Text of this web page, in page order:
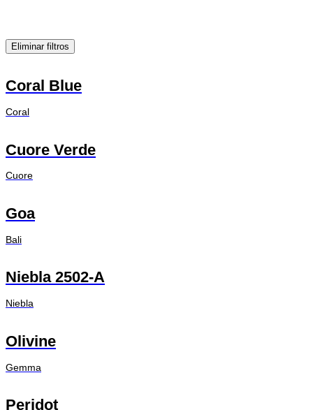
Eliminar filtros
Coral Blue
Coral
Cuore Verde
Cuore
Goa
Bali
Niebla 2502-A
Niebla
Olivine
Gemma
Peridot